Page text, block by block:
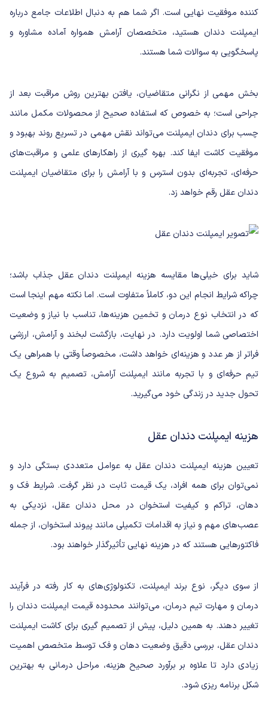
کننده موفقیت نهایی است. اگر شما هم به دنبال اطلاعات جامع درباره
ایمپلنت دندان هستید، متخصصان آرامش همواره آماده مشاوره و
پاسخگویی به سوالات شما هستند.
بخش مهمی از نگرانی متقاضیان، یافتن بهترین روش مراقبت بعد از
جراحی است؛ به خصوص که استفاده صحیح از محصولات مکمل مانند
چسب برای دندان ایمپلنت می‌تواند نقش مهمی در تسریع روند بهبود و
موفقیت کاشت ایفا کند. بهره گیری از راهکارهای علمی و مراقبت‌های
حرفه‌ای، تجربه‌ای بدون استرس و با آرامش را برای متقاضیان ایمپلنت
دندان عقل رقم خواهد زد.
شاید برای خیلی‌ها مقایسه هزینه ایمپلنت دندان عقل جذاب باشد؛
چراکه شرایط انجام این دو، کاملاً متفاوت است. اما نکته مهم اینجا است
که در انتخاب نوع درمان و تخمین هزینه‌ها، تناسب با نیاز و وضعیت
اختصاصی شما اولویت دارد. در نهایت، بازگشت لبخند و آرامش، ارزشی
فراتر از هر عدد و هزینه‌ای خواهد داشت، مخصوصاً وقتی با همراهی یک
تیم حرفه‌ای و با تجربه مانند ایمپلنت آرامش، تصمیم به شروع یک
تحول جدید در زندگی خود می‌گیرید.
هزینه ایمپلنت دندان عقل
تعیین هزینه ایمپلنت دندان عقل به عوامل متعددی بستگی دارد و
نمی‌توان برای همه افراد، یک قیمت ثابت در نظر گرفت. شرایط فک و
دهان، تراکم و کیفیت استخوان در محل دندان عقل، نزدیکی به
عصب‌های مهم و نیاز به اقدامات تکمیلی مانند پیوند استخوان، از جمله
فاکتورهایی هستند که در هزینه نهایی تأثیرگذار خواهند بود.
از سوی دیگر، نوع برند ایمپلنت، تکنولوژی‌های به کار رفته در فرآیند
درمان و مهارت تیم درمان، می‌توانند محدوده قیمت ایمپلنت دندان را
تغییر دهند. به همین دلیل، پیش از تصمیم گیری برای کاشت ایمپلنت
دندان عقل، بررسی دقیق وضعیت دهان و فک توسط متخصص اهمیت
زیادی دارد تا علاوه بر برآورد صحیح هزینه، مراحل درمانی به بهترین
شکل برنامه ریزی شود.